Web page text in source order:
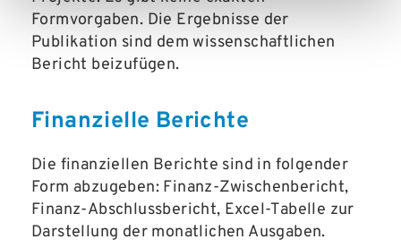
Formvorgaben. Die Ergebnisse der
Publikation sind dem wissenschaftlichen
Bericht beizufügen.
Finanzielle Berichte
Die finanziellen Berichte sind in folgender
Form abzugeben: Finanz-Zwischenbericht,
Finanz-Abschlussbericht, Excel-Tabelle zur
Darstellung der monatlichen Ausgaben.